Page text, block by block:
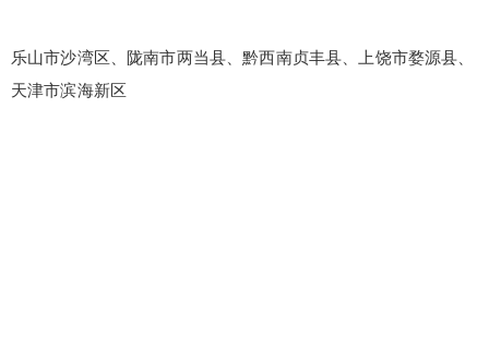
乐山市沙湾区、陇南市两当县、黔西南贞丰县、上饶市婺源县、
天津市滨海新区